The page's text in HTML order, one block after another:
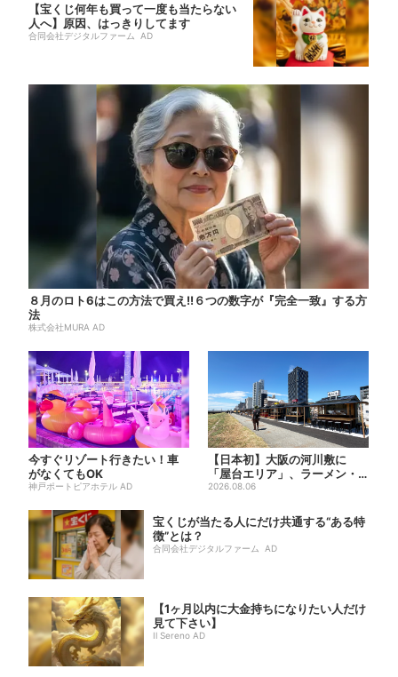
【宝くじ何年も買って一度も当たらない
人へ】原因、はっきりしてます
合同会社デジタルファーム AD
８月のロト6はこの方法で買え!!６つの数字が『完全一致』する方
法
株式会社MURA AD
今すぐリゾート行きたい！車
がなくてもOK
神戸ポートピアホテル AD
【日本初】大阪の河川敷に
「屋台エリア」、ラーメン・
焼肉・しゃぶしゃぶ・カフェ
2026.08.06
宝くじが当たる人にだけ共通する“ある特
徴”とは？
合同会社デジタルファーム AD
【1ヶ月以内に大金持ちになりたい人だけ
見て下さい】
Il Sereno AD